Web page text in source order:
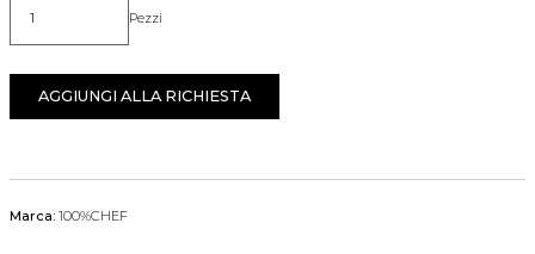
Quantità Pezzi
AGGIUNGI ALLA RICHIESTA
Marca: 100%CHEF